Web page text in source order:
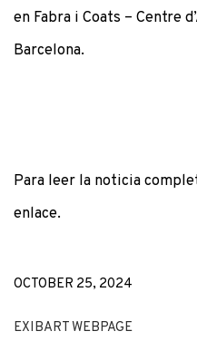
en Fabra i Coats – Centre
Barcelona.
Para leer la noticia
enlace.
OCTOBER 25, 2024
EXIBART WEBPAGE